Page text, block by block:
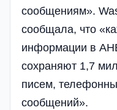
сообщениям».
сообщала, что
информации в
сохраняют 1,7
писем,
сообщений».